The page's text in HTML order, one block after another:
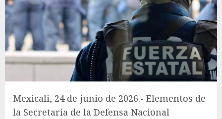
Mexicali, 24 de junio de 2026.- Elementos de
la Secretaría de la Defensa Nacional